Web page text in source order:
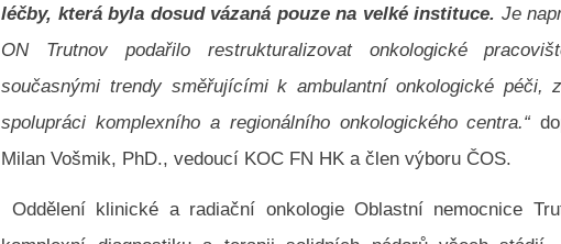
léčby, která byla dosud vázaná pouze na velké instituce. Je
ON Trutnov podařilo restrukturalizovat onkologické
současnými trendy směřujícími k ambulantní onkologické péči,
spolupráci komplexního a regionálního onkologického centra.“
Milan Vošmik, PhD., vedoucí KOC FN HK a člen výboru ČOS.
Oddělení klinické a radiační onkologie Oblastní nemocnice